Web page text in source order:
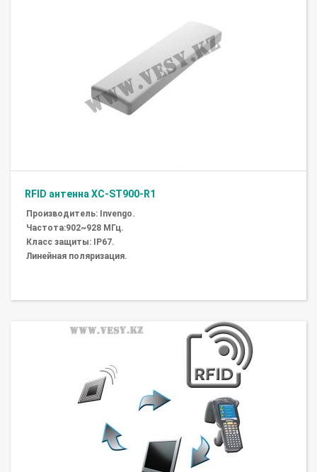
RFID антенна XC-ST900-R1
Производитель: Invengo.
Частота:902~928 МГц.
Класс защиты: IP67.
Линейная поляризация.